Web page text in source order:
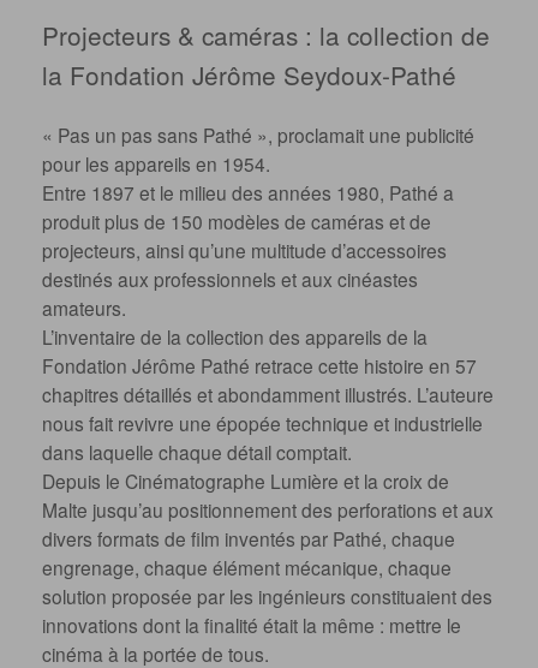
Projecteurs & caméras : la collection de
la Fondation Jérôme Seydoux-Pathé
« Pas un pas sans Pathé », proclamait une publicité
pour les appareils en 1954.
Entre 1897 et le milieu des années 1980, Pathé a
produit plus de 150 modèles de caméras et de
projecteurs, ainsi qu’une multitude d’accessoires
destinés aux professionnels et aux cinéastes
amateurs.
L’inventaire de la collection des appareils de la
Fondation Jérôme Pathé retrace cette histoire en 57
chapitres détaillés et abondamment illustrés. L’auteure
nous fait revivre une épopée technique et industrielle
dans laquelle chaque détail comptait.
Depuis le Cinématographe Lumière et la croix de
Malte jusqu’au positionnement des perforations et aux
divers formats de film inventés par Pathé, chaque
engrenage, chaque élément mécanique, chaque
solution proposée par les ingénieurs constituaient des
innovations dont la finalité était la même : mettre le
cinéma à la portée de tous.